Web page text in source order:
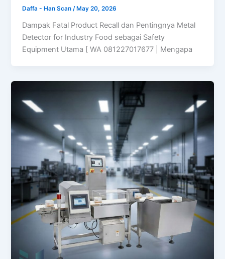
Daffa - Han Scan /May 20, 2026
Dampak Fatal Product Recall dan Pentingnya Metal
Detector for Industry Food sebagai Safety
Equipment Utama [ WA 081227017677 | Mengapa